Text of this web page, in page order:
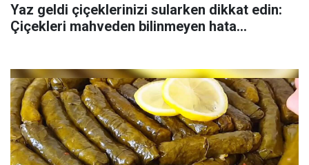
Yaz geldi çiçeklerinizi sularken dikkat edin:
Çiçekleri mahveden bilinmeyen hata...